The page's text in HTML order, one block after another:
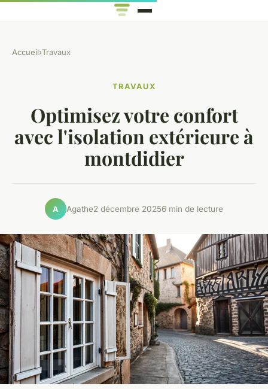
Accueil›Travaux
TRAVAUX
Optimisez votre confort
avec l'isolation extérieure à
montdidier
A Agathe2 décembre 20256 min de lecture